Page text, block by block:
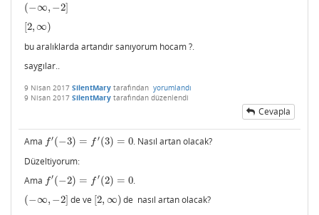
(−∞, −2]
(−∞,−2
[2, ∞)
2,∞)
bu aralıklarda artandır sanıyorum hocam ?.
saygılar..
9 Nisan 2017 SilentMary tarafından yorumlandı
9 Nisan 2017 SilentMary tarafından düzenlendi
Cevapla
Ama f′(−3) = f ′(3) = 0
f′(−3)=f′ 3)= 0
. Nasıl artan olacak?
Düzeltiyorum:
Ama f′(−2) = f ′(2) = 0
f′(−2)=f′ 2)= 0
.
(−∞, −2
(−∞,−2 de ve [2, ∞)
[2, ∞) de nasıl artan olacak?